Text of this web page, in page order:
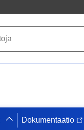
Dokumentaatio